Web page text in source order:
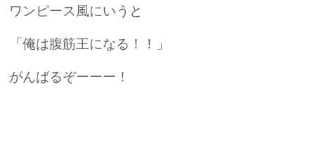
ワンピース風にいうと
「俺は腹筋王になる！！」
がんばるぞーーー！